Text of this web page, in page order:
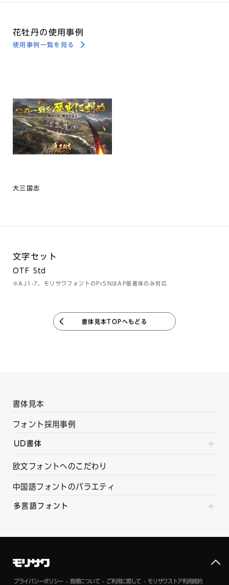
花牡丹の使用事例
使用事例一覧を見る
大三国志
文字セット
OTF Std
※AJ1-7、モリサワフォントのPr5NはAP版書体のみ対応
書体見本TOPへもどる
書体見本
フォント採用事例
UD書体
欧文フォントへのこだわり
中国語フォントのバラエティ
多言語フォント
プライバシーポリシー 商標について ご利用に際して モリサワストア利用規約